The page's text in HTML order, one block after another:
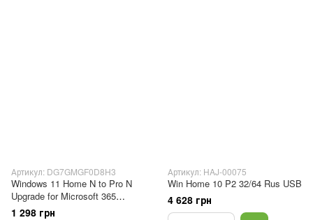
Артикул: DG7GMGF0D8H3
Windows 11 Home N to Pro N
Upgrade for Microsoft 365
Business
1 298 грн
Артикул: HAJ-00075
Win Home 10 P2 32/64 Rus USB
4 628 грн